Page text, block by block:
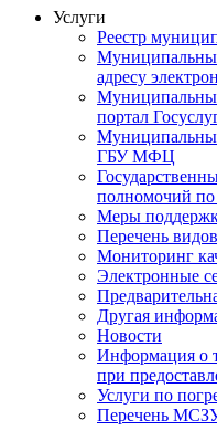
Услуги
Реестр
адресу
портал
ГБУ МФЦ
полномочий по
Меры
Перечень
Мониторинг
Электронные
Другая
Новости
Информация о
при
Услуги по
Перечень